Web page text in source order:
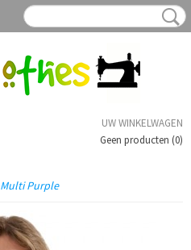
UW WINKELWAGEN
Geen producten (0)
Multi Purple